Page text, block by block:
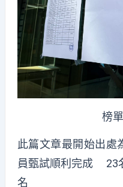
榜
此篇文章最開始出處
員甄試順利完成 23
名